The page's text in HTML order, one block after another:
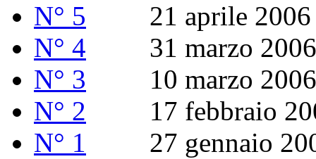
N° 5 21 aprile 2006
N° 4 31 marzo 2006
N° 3 10 marzo 2006
N° 2 17 febbraio
N° 1 27 gennaio